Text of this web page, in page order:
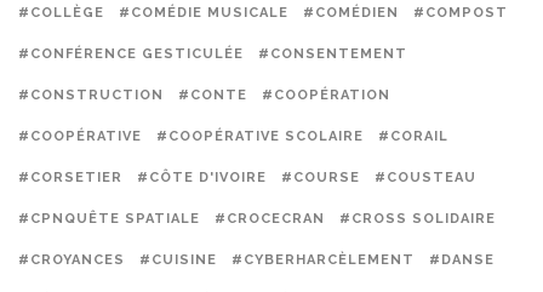
#COLLÈGE #COMÉDIE MUSICALE #COMÉDIEN #COMPOST
#CONFÉRENCE GESTICULÉE #CONSENTEMENT
#CONSTRUCTION #CONTE #COOPÉRATION
#COOPÉRATIVE #COOPÉRATIVE SCOLAIRE #CORAIL
#CORSETIER #CÔTE D'IVOIRE #COURSE #COUSTEAU
#CPNQUÊTE SPATIALE #CROCECRAN #CROSS SOLIDAIRE
#CROYANCES #CUISINE #CYBERHARCÈLEMENT #DANSE